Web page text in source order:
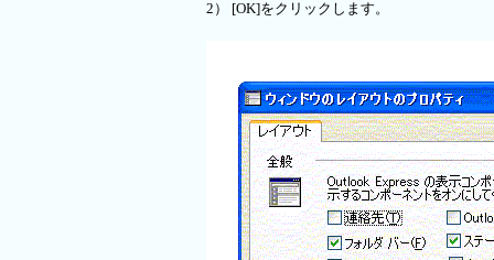
2） [OK]をクリックします。